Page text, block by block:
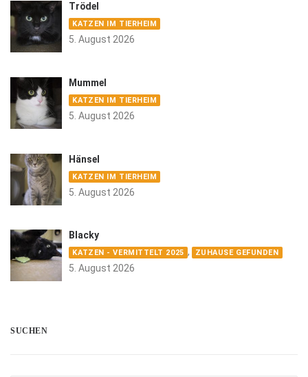
Trödel
KATZEN IM TIERHEIM
5. August 2026
Mummel
KATZEN IM TIERHEIM
5. August 2026
Hänsel
KATZEN IM TIERHEIM
5. August 2026
Blacky
KATZEN - VERMITTELT 2025 , ZUHAUSE GEFUNDEN
5. August 2026
SUCHEN